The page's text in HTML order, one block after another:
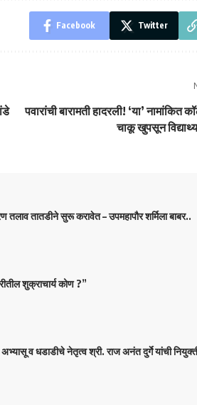
Facebook Twitter
पवारांची बारामती हादरली! ‘या’ नामांकित
चाकू खुपसून
तातडीने सुरू करावेत – उपमहापौर शर्मिला बाबर..
शुक्राचार्य कोण ?”
व धडाडीचे नेतृत्व श्री. राज अनंत दुर्गे यांची